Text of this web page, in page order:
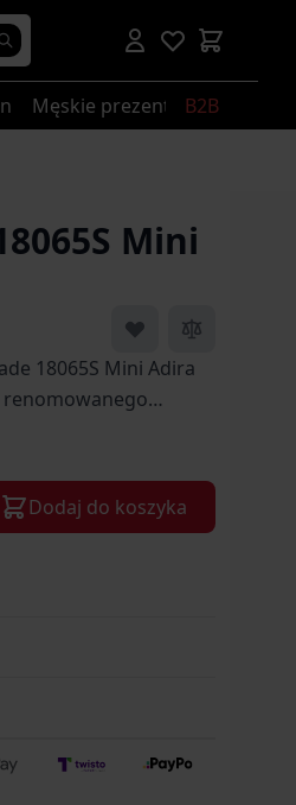
Męskie prezenty B2B
Mini
renomowanego
Dodaj do koszyka